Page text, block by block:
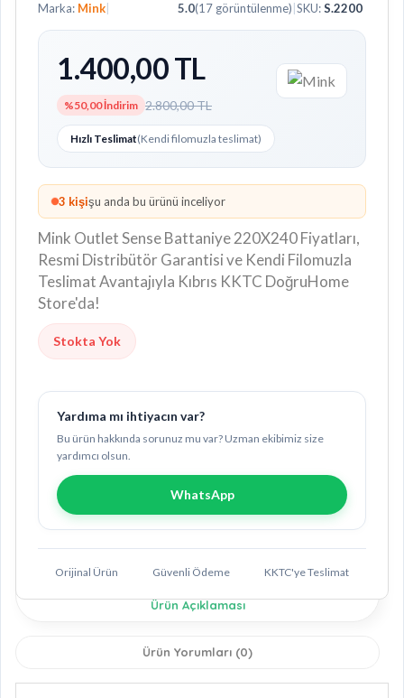
Marka: Mink 5.0(17 görüntülenme) SKU:S.2200
1.400,00 TL
%50,00 İndirim 2.800,00 TL
Hızlı Teslimat(Kendi filomuzla teslimat)
2 kişişu anda bu ürünü inceliyor
Mink Outlet Sense Battaniye 220X240 Fiyatları,
Resmi Distribütör Garantisi ve Kendi Filomuzla
Teslimat Avantajıyla Kıbrıs KKTC DoğruHome
Store'da!
Stokta Yok
Yardıma mı ihtiyacın var?
Bu ürün hakkında sorunuz mu var? Uzman ekibimiz size
yardımcı olsun.
WhatsApp
Orijinal Ürün Güvenli Ödeme KKTC'ye Teslimat
Ürün Açıklaması
Ürün Yorumları (0)